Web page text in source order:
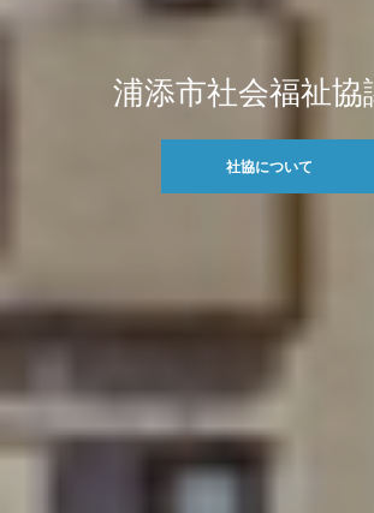
浦添市社会福祉協
社協について